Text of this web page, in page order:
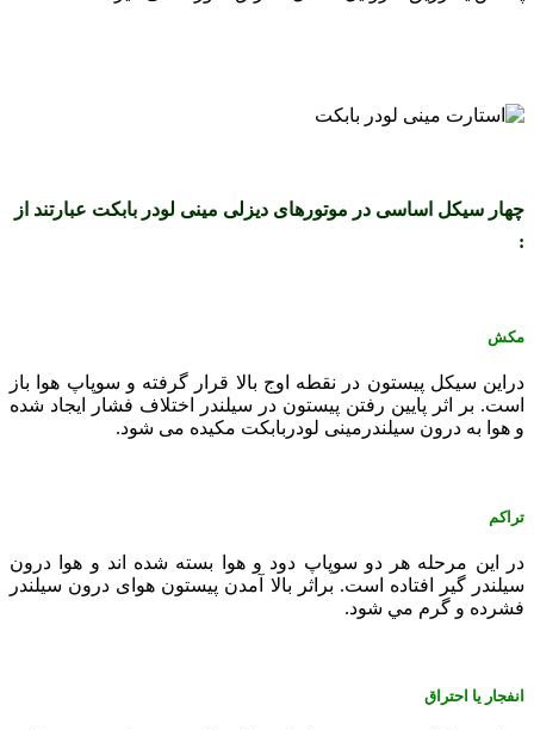
چهار سيکل اساسی در موتورهای ديزلی مینی لودر بابکت عبارتند از
:
مکش
دراين سيکل پيستون در نقطه اوج بالا قرار گرفته و سوپاپ هوا باز
است. بر اثر پايين رفتن پيستون در سيلندر اختلاف فشار ايجاد شده
و هوا به درون سيلندرمینی لودربابکت مکيده می شود.
تراکم
در اين مرحله هر دو سوپاپ دود و هوا بسته شده اند و هوا درون
سيلندر گير افتاده است. براثر بالا آمدن پيستون هوای درون سيلندر
فشرده و گرم مي شود.
انفجار يا احتراق